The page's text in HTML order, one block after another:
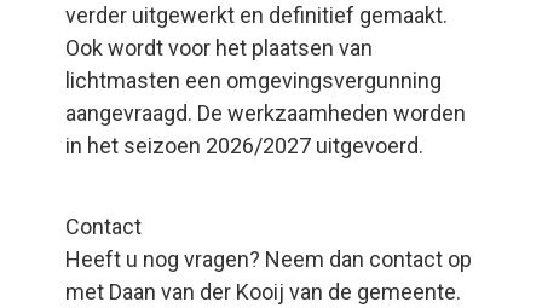
verder uitgewerkt en definitief gemaakt.
Ook wordt voor het plaatsen van
lichtmasten een omgevingsvergunning
aangevraagd. De werkzaamheden worden
in het seizoen 2026/2027 uitgevoerd.
Contact
Heeft u nog vragen? Neem dan contact op
met Daan van der Kooij van de gemeente.